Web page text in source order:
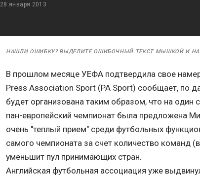
28 января 2013
НАШЛИ ОШИБКУ? ВЫДЕЛИТЕ ОШИБОЧНЫЙ ТЕКСТ МЫШКОЙ И
В прошлом месяце УЕФА подтвердила свое
Press Association Sport (PA Sport) сообщает, по
будет организована таким образом, что на один
пан-европейский чемпионат была предложена
очень "теплый прием" среди футбольных
самого чемпионата за счет количество команд
уменьшит пул принимающих стран.
Английская футбольная ассоциация уже